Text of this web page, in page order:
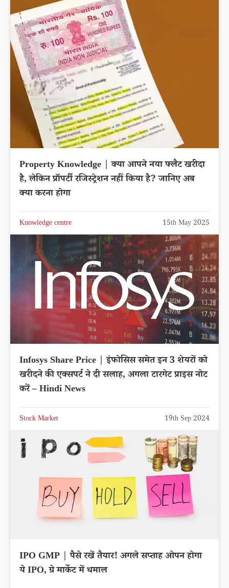
Property Knowledge | क्या आपने नया फ्लैट खरीदा
है, लेकिन प्रॉपर्टी रजिस्ट्रेशन नहीं किया है? जानिए अब
क्या करना होगा
Knowledge centre 15th May 2025
Infosys Share Price | इंफोसिस समेत इन 3 शेयरों को
खरीदने की एक्सपर्ट ने दी सलाह, अगला टारगेट प्राइस नोट
करें – Hindi News
Stock Market 19th Sep 2024
IPO GMP | पैसे रखें तैयार! अगले सप्ताह ओपन होगा
ये IPO, ग्रे मार्केट में धमाल